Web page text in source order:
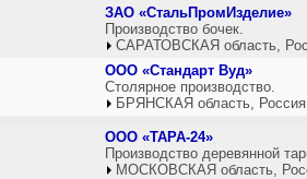
ЗАО «СтальПромИзделие»
Производство бочек.
САРАТОВСКАЯ область,
ООО «Стандарт Вуд»
Столярное производство.
БРЯНСКАЯ область, Россия
ООО «ТАРА-24»
Производство деревянной
МОСКОВСКАЯ область,